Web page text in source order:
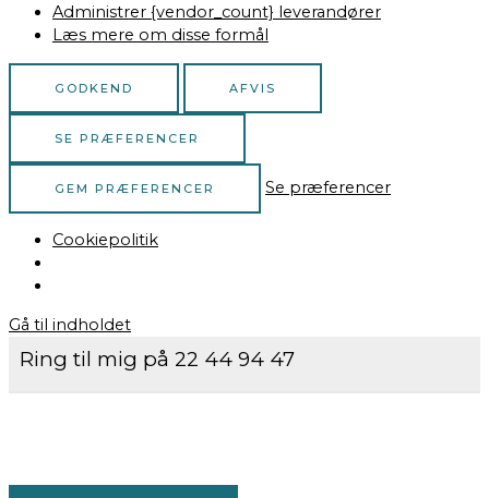
Administrer {vendor_count} leverandører
Læs mere om disse formål
GODKEND AFVIS
SE PRÆFERENCER
GEM PRÆFERENCER Se præferencer
Cookiepolitik
Gå til indholdet
Ring til mig på 22 44 94 47